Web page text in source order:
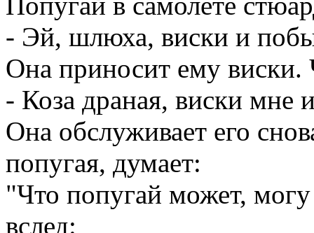
- Эй, шлюха, виски и
Она приносит ему виски.
- Коза драная, виски мне
Она обслуживает его
попугая, думает:
"Что попугай может,
вслед: